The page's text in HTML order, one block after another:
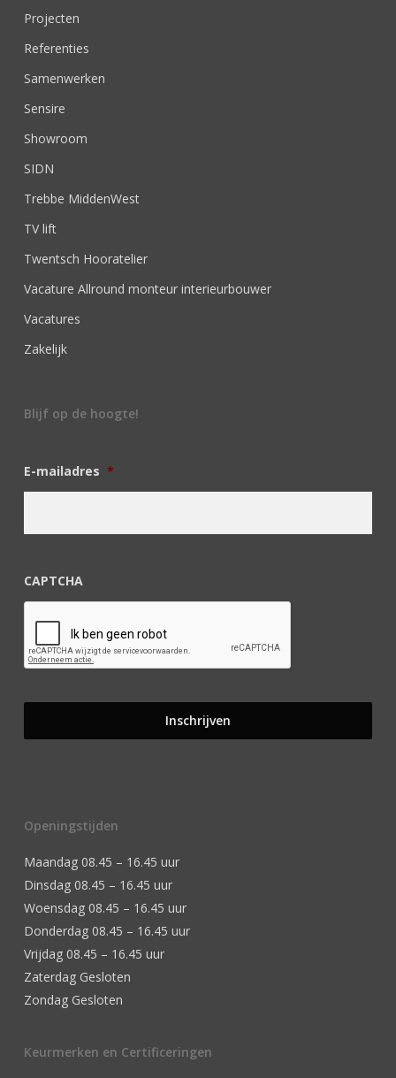
Projecten
Referenties
Samenwerken
Sensire
Showroom
SIDN
Trebbe MiddenWest
TV lift
Twentsch Hooratelier
Vacature Allround monteur interieurbouwer
Vacatures
Zakelijk
Blijf op de hoogte!
E-mailadres *
CAPTCHA
Openingstijden
Maandag 08.45 – 16.45 uur
Dinsdag 08.45 – 16.45 uur
Woensdag 08.45 – 16.45 uur
Donderdag 08.45 – 16.45 uur
Vrijdag 08.45 – 16.45 uur
Zaterdag Gesloten
Zondag Gesloten
Keurmerken en Certificeringen